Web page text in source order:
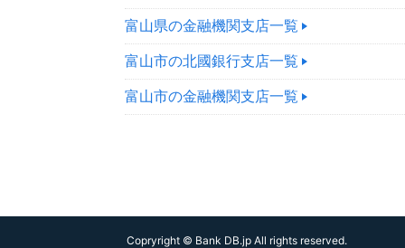
富山県の金融機関支店一覧
富山市の北國銀行支店一覧
富山市の金融機関支店一覧
Copryright © Bank DB.jp All rights reserved.